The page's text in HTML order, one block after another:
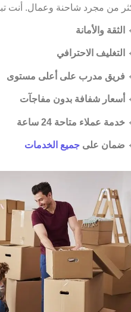
من مجرد شاحنة وعمال. أنت
الثقة والأمانة
التغليف الاحترافي
فريق مدرب على أعلى مستوى
أسعار شفافة بدون مفاجآت
خدمة عملاء متاحة 24 ساعة
ضمان على جميع الخدمات